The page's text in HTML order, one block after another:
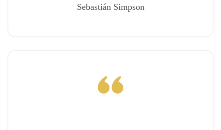
Sebastián Simpson